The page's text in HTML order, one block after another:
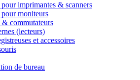
pour imprimantes & scanners
pour moniteurs
& commutateurs
(lecteurs)
et accessoires
de bureau